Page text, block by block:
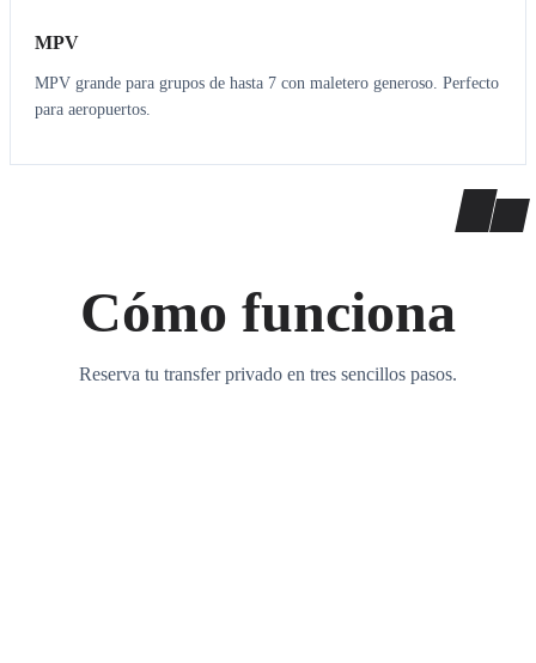
MPV
MPV grande para grupos de hasta 7 con maletero generoso. Perfecto
para aeropuertos.
Cómo funciona
Reserva tu transfer privado en tres sencillos pasos.